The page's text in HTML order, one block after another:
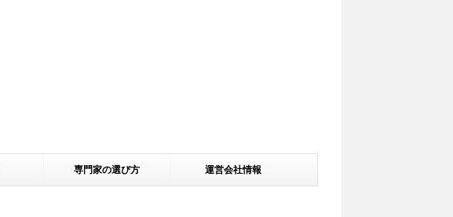
専門家の選び方 運営会社情報